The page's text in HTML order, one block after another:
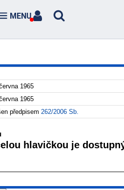
1965
1965
předpisem 262/2006 Sb.
hlavičkou je
MENU